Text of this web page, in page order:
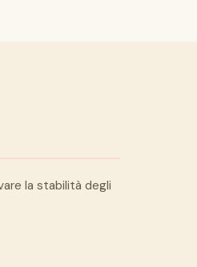
la stabilità degli